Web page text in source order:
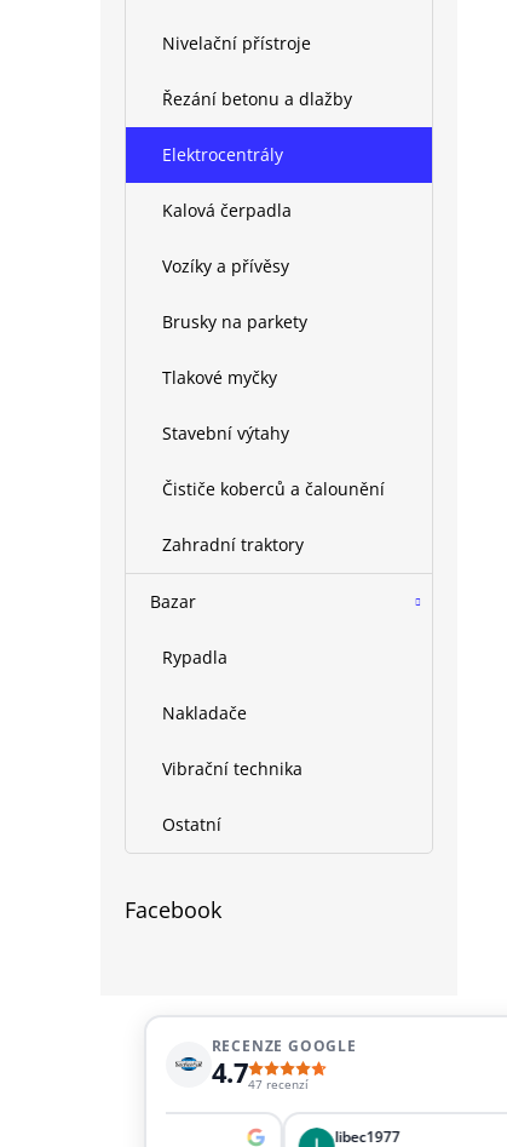
Nivelační přístroje
Řezání betonu a dlažby
Elektrocentrály
Kalová čerpadla
Vozíky a přívěsy
Brusky na parkety
Tlakové myčky
Stavební výtahy
Čističe koberců a čalounění
Zahradní traktory
Bazar
Rypadla
Nakladače
Vibrační technika
Ostatní
Facebook
RECENZE GOOGLE
4.747 recenzí
libec1977